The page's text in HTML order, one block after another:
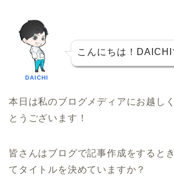
DAICHI
こんにちは！DAICHI
本日は私のブログメディアにお越し
とうございます！
皆さんはブログで記事作成をすると
てタイトルを決めていますか？